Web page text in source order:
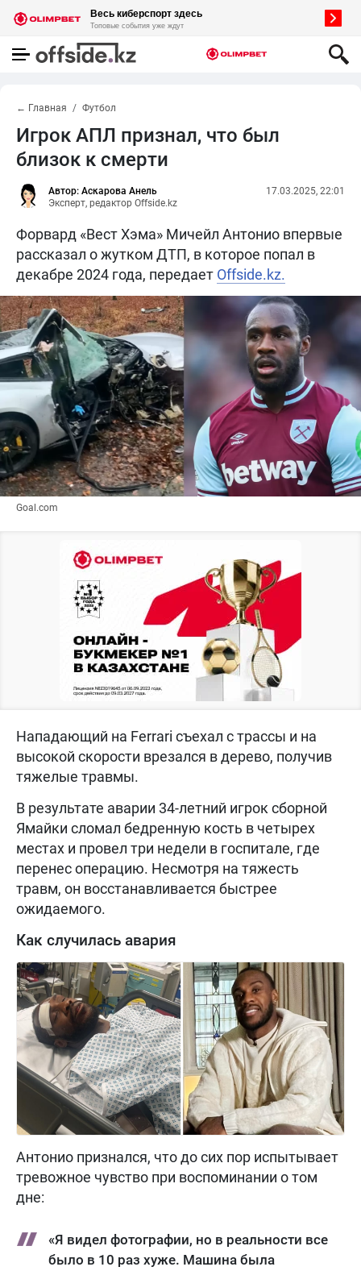
← Главная Футбол
Игрок АПЛ признал, что был
близок к смерти
Автор: Аскарова Анель
Эксперт, редактор Offside.kz
17.03.2025, 22:01
Форвард «Вест Хэма» Мичейл Антонио впервые
рассказал о жутком ДТП, в которое попал в
декабре 2024 года, передает Offside.kz.
Goal.com
Нападающий на Ferrari съехал с трассы и на
высокой скорости врезался в дерево, получив
тяжелые травмы.
В результате аварии 34-летний игрок сборной
Ямайки сломал бедренную кость в четырех
местах и провел три недели в госпитале, где
перенес операцию. Несмотря на тяжесть
травм, он восстанавливается быстрее
ожидаемого.
Как случилась авария
Антонио признался, что до сих пор испытывает
тревожное чувство при воспоминании о том
дне:
«Я видел фотографии, но в реальности все
было в 10 раз хуже. Машина была